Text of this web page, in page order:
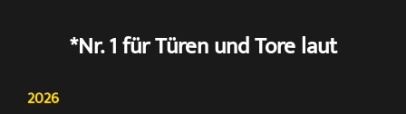
*Nr. 1 für Türen und Tore laut
2026